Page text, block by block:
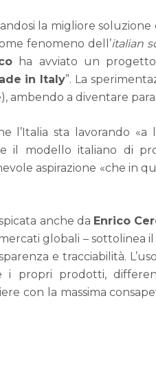
la migliore
fenomeno dell’italian
ha avviato un
in Italy”. La
ambendo a diventare
l’Italia sta lavorando
il modello italiano di
aspirazione «che in
anche da Enrico
globali – sottolinea
e tracciabilità.
i propri prodotti,
con la massima